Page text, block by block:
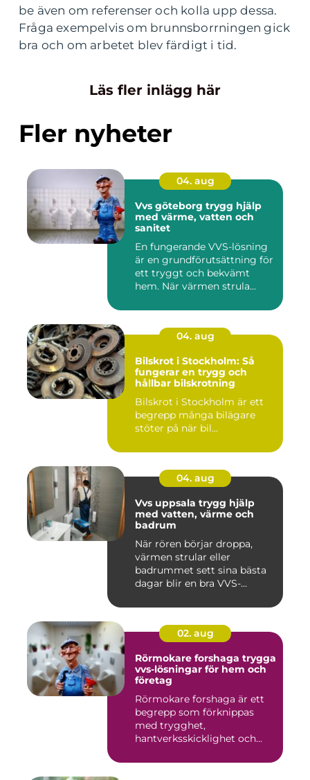
be även om referenser och kolla upp dessa.
Fråga exempelvis om brunnsborrningen gick
bra och om arbetet blev färdigt i tid.
Läs fler inlägg här
Fler nyheter
04. aug
Vvs göteborg trygg hjälp
med värme, vatten och
sanitet
En fungerande VVS-lösning
är en grundförutsättning för
ett tryggt och bekvämt
hem. När värmen strula...
04. aug
Bilskrot i Stockholm: Så
fungerar en trygg och
hållbar bilskrotning
Bilskrot i Stockholm är ett
begrepp många bilägare
stöter på när bil...
04. aug
Vvs uppsala trygg hjälp
med vatten, värme och
badrum
När rören börjar droppa,
värmen strular eller
badrummet sett sina bästa
dagar blir en bra VVS-
02. aug
Rörmokare forshaga trygga
vvs-lösningar för hem och
företag
Rörmokare forshaga är ett
begrepp som förknippas
med trygghet,
hantverksskicklighet och